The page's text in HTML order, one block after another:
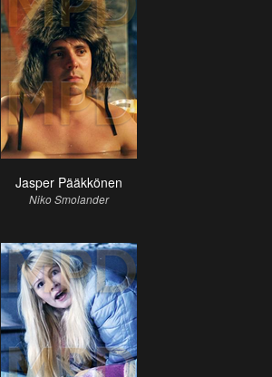
Jasper Pääkkönen
Niko Smolander